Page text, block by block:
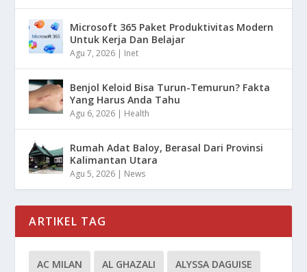
Microsoft 365 Paket Produktivitas Modern
Untuk Kerja Dan Belajar
Agu 7, 2026 | Inet
Benjol Keloid Bisa Turun-Temurun? Fakta
Yang Harus Anda Tahu
Agu 6, 2026 | Health
Rumah Adat Baloy, Berasal Dari Provinsi
Kalimantan Utara
Agu 5, 2026 | News
ARTIKEL TAG
AC MILAN AL GHAZALI ALYSSA DAGUISE